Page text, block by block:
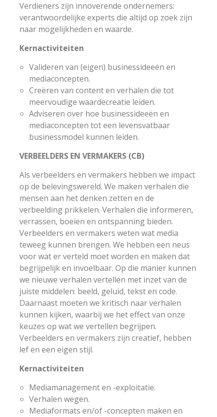
Verdieners zijn innoverende ondernemers:
verantwoordelijke experts die altijd op zoek zijn
naar mogelijkheden en waarde.
Kernactiviteiten
Valideren van (eigen) businessideeën en
mediaconcepten.
Creëren van content en verhalen die tot
meervoudige waardecreatie leiden.
Adviseren over hoe businessideeën en
mediaconcepten tot een levensvatbaar
businessmodel kunnen leiden.
VERBEELDERS EN VERMAKERS (CB)
Als verbeelders en vermakers hebben we impact
op de belevingswereld. We maken verhalen die
mensen aan het denken zetten en de
verbeelding prikkelen. Verhalen die informeren,
verrassen, boeien en ontspanning bieden.
Verbeelders en vermakers weten wat media
teweeg kunnen brengen. We hebben een neus
voor wat er verteld moet worden en maken dat
begrijpelijk en invoelbaar. Op die manier kunnen
we nieuwe verhalen vertellen met inzet van de
juiste middelen: beeld, geluid, tekst en code.
Daarnaast moeten we kritisch naar verhalen
kunnen kijken, waarbij we het effect van onze
keuzes op wat we vertellen begrijpen.
Verbeelders en vermakers zijn creatief, hebben
lef en een eigen stijl.
Kernactiviteiten
Mediamanagement en -exploitatie.
Verhalen wegen.
Mediaformats en/of -concepten maken en